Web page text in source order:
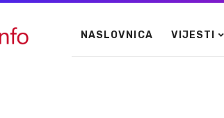
NASLOVNICA VIJESTI